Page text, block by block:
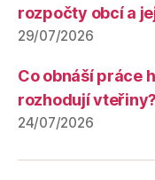
rozpočty obcí a
29/07/2026
Co obnáší práce
rozhodují vteřiny?
24/07/2026